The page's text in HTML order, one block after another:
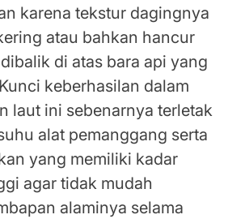
karena tekstur dagingnya
atau bahkan hancur
di atas bara api yang
keberhasilan dalam
laut ini sebenarnya terletak
alat pemanggang serta
yang memiliki kadar
agar tidak mudah
alaminya selama